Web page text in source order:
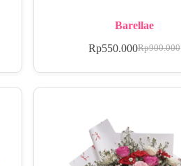
Barellae
Rp900.000
Rp550.000